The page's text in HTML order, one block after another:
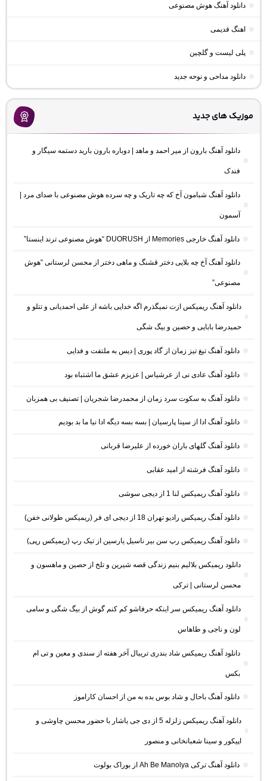
دانلود آهنگ هوش مصنوعی
اهنگ قدیمی
پلی لیست و گلچین
دانلود مداحی و نوحه جدید
موزیک های جدید
دانلود آهنگ بارون از میر احمد و ماهد | دوباره بارون بارید دستمه سیگار و
فندک
دانلود آهنگ شبامون آخ که چه تاریک و چه سرده هوش مصنوعی با صدای مرد |
آسمون
دانلود آهنگ خارجی Memories از DUORUSH “هوش مصنوعی ترند اینستا”
دانلود آهنگ آخ چه بلایی دختر قشنگ و ماهی دختر از محسن لرستانی “هوش
مصنوعی”
دانلود آهنگ ریمیکس ازت نمیگذرم اگه خدایی باشه از علی احمدیانی و تتلو و
حمیدرضا بابایی و حصین و بیگ شگی
دانلود آهنگ تیغ تیز زمان از گاد پوری | دیس به ملتفت و فدایی
دانلود آهنگ عادی نی از عرشیاس | عزیزم عشق ما اشتباه بود
دانلود آهنگ به سکوت سرد زمان از محمدرضا شجریان | تصنیف بی همزبان
دانلود آهنگ ادا از سینا پارسیان | بسه بسه دیگه ادا نیا ما بد بودیم
دانلود آهنگ گلهای باران خورده از علیرضا قربانی
دانلود آهنگ فرشته از امید عقابی
دانلود آهنگ ریمیکس لنا 1 از دیجی سوشی
دانلود آهنگ ریمیکس رادیو تهران 18 از دیجی ای فر (ریمیکس طولانی خفن)
دانلود آهنگ ریمیکس رپ سن بیر ناسیل یارسین از تیک رپ (ریمیکس رپی)
دانلود ریمیکس بلالیم بنیم زندگی قصه شیرین و تلخ از حصین و ماهسون و
محسن لرستانی | ترکی
دانلود آهنگ ریمیکس سر اینکه حرفاشو کم کنم گوش از بیگ شگی و سامی
لون و ناجی و طاهاس
دانلود آهنگ ریمیکس شاد بندری تریبال آخر هفته از سندی و معین و تی ام
بکس
دانلود آهنگ باحال و شاد بوس بده به من از احسان کاراموز
دانلود آهنگ ریمیکس زلزله 5 از دی جی یاشار با حضور محسن چاوشی و
اپیکور و سینا شعبانخانی و منصور
دانلود آهنگ ترکی Ah Be Manolya از بوراک بولوت